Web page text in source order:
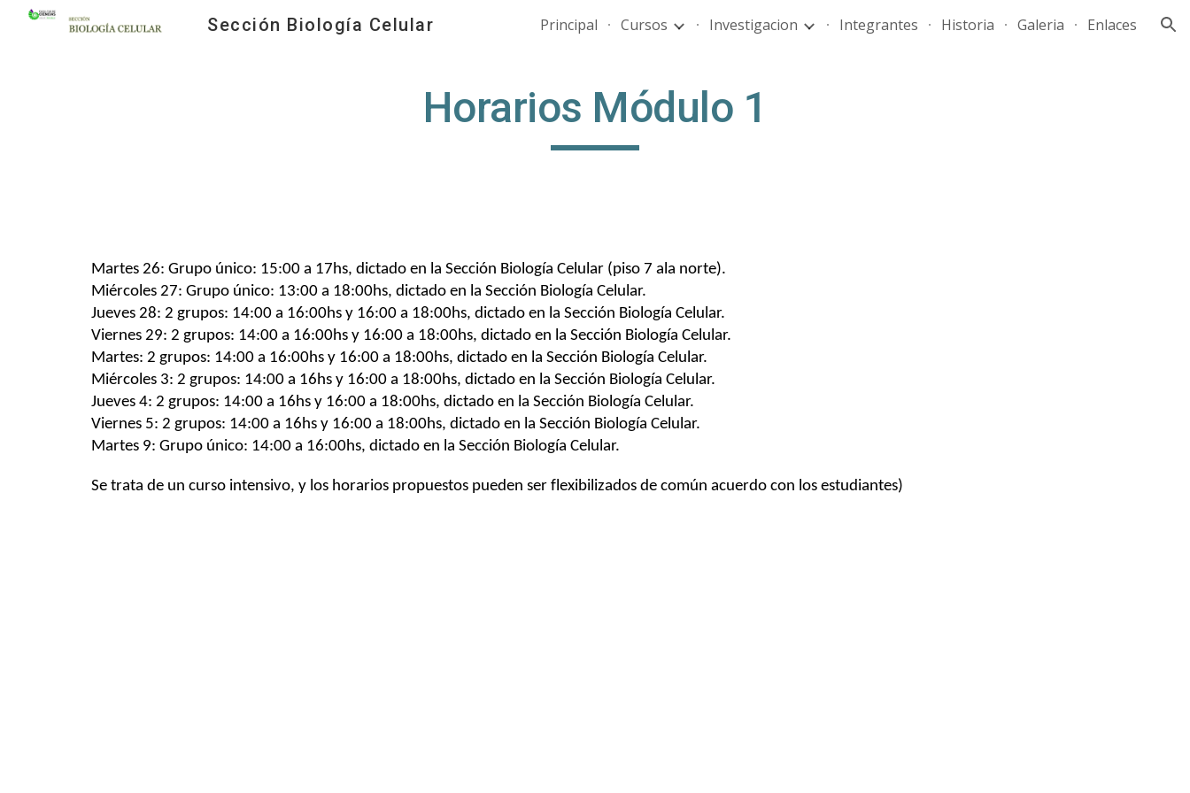
Skip to main content Skip to navigation
Sección Biología Celular Principal Cursos Investigacion Integrantes Historia Galeria Enlaces
Horarios Módulo 1
Martes 26: Grupo único: 15:00 a 17hs, dictado en la Sección Biología Celular (piso 7 ala norte).
Miércoles 27: Grupo único: 13:00 a 18:00hs, dictado en la Sección Biología Celular.
Jueves 28: 2 grupos: 14:00 a 16:00hs y 16:00 a 18:00hs, dictado en la Sección Biología Celular.
Viernes 29: 2 grupos: 14:00 a 16:00hs y 16:00 a 18:00hs, dictado en la Sección Biología Celular.
Martes: 2 grupos: 14:00 a 16:00hs y 16:00 a 18:00hs, dictado en la Sección Biología Celular.
Miércoles 3: 2 grupos: 14:00 a 16hs y 16:00 a 18:00hs, dictado en la Sección Biología Celular.
Jueves 4: 2 grupos: 14:00 a 16hs y 16:00 a 18:00hs, dictado en la Sección Biología Celular.
Viernes 5: 2 grupos: 14:00 a 16hs y 16:00 a 18:00hs, dictado en la Sección Biología Celular.
Martes 9: Grupo único: 14:00 a 16:00hs, dictado en la Sección Biología Celular.
Se trata de un curso intensivo, y los horarios propuestos pueden ser flexibilizados de común acuerdo con los estudiantes)